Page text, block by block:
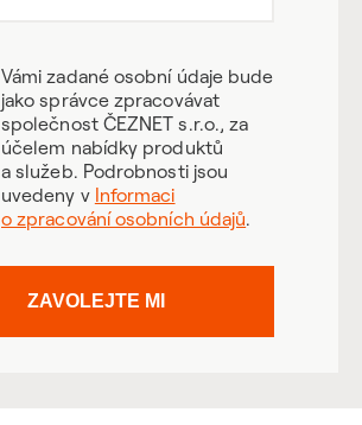
Vámi zadané osobní údaje bude
jako správce zpracovávat
společnost ČEZNET s.r.o., za
účelem nabídky produktů
a služeb. Podrobnosti jsou
uvedeny v Informaci
o zpracování osobních údajů.
ZAVOLEJTE MI